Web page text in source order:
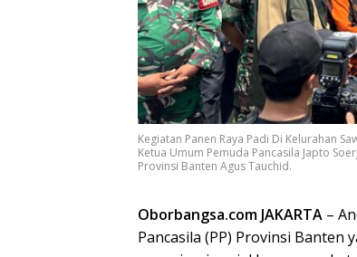
Kegiatan Panen Raya Padi Di Kelurahan
Ketua Umum Pemuda Pancasila Japto
Provinsi Banten Agus Tauchid.
Oborbangsa.com JAKARTA –
Pancasila (PP) Provinsi